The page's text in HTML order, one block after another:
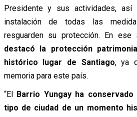
Presidente y sus actividades, así
instalación de todas las
resguarden su protección. En ese
destacó la protección
histórico lugar de Santiago, ya
memoria para este país.
“El Barrio Yungay ha
tipo de ciudad de un momento